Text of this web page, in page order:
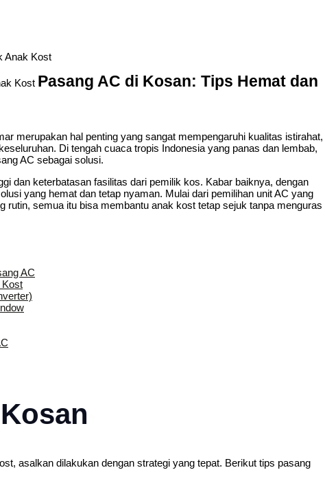
Anak Kost
Pasang AC di Kosan: Tips Hemat dan
merupakan hal penting yang sangat mempengaruhi kualitas istirahat,
Di tengah cuaca tropis Indonesia yang panas dan lembab,
AC sebagai solusi.
dan keterbatasan fasilitas dari pemilik kos. Kabar baiknya, dengan
yang hemat dan tetap nyaman. Mulai dari pemilihan unit AC yang
rutin, semua itu bisa membantu anak kost tetap sejuk tanpa menguras
AC
Kost
asalkan dilakukan dengan strategi yang tepat. Berikut tips pasang